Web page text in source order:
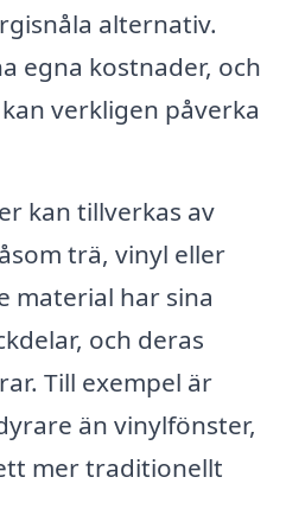
alternativ.
egna kostnader, och
verkligen påverka
kan tillverkas av
trä, vinyl eller
material har sina
och deras
Till exempel är
än vinylfönster,
mer traditionellt